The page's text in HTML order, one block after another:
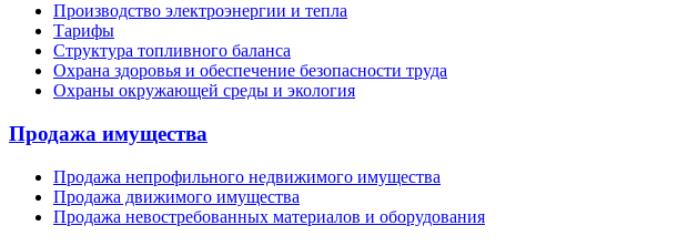
Производство электроэнергии и тепла
Тарифы
Структура топливного баланса
Охрана здоровья и обеспечение безопасности труда
Охраны окружающей среды и экология
Продажа имущества
Продажа непрофильного недвижимого имущества
Продажа движимого имущества
Продажа невостребованных материалов и оборудования